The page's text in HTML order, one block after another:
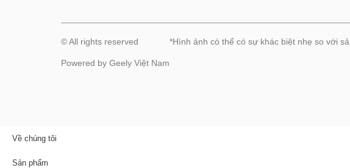
© All rights reserved
Powered by Geely Việt Nam
*Hình ảnh có thể có sự khác biệt nhẹ so với
Về chúng tôi
Sản phẩm